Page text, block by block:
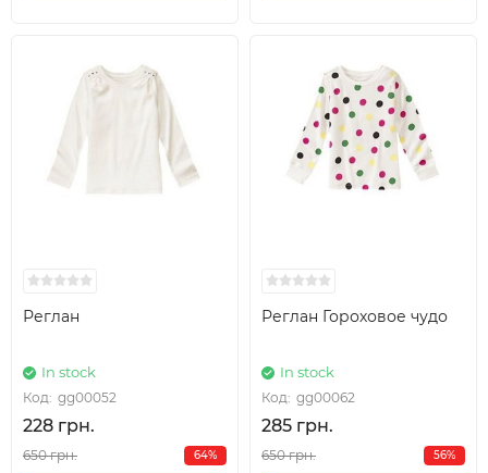
Реглан
In stock
Код: gg00052
228 грн.
650 грн. 64%
Реглан Гороховое чудо
In stock
Код: gg00062
285 грн.
650 грн. 56%